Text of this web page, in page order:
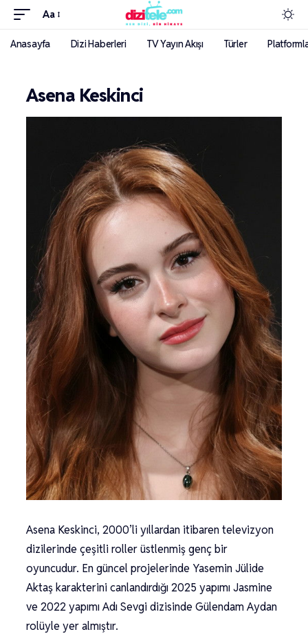
Aa
Anasayfa Dizi Haberleri TV Yayın Akışı Türler
Asena Keskinci
Asena Keskinci, 2000’li yıllardan itibaren televizyon
dizilerinde çeşitli roller üstlenmiş genç bir
oyuncudur. En güncel projelerinde Yasemin Jülide
Aktaş karakterini canlandırdığı 2025 yapımı Jasmine
ve 2022 yapımı Adı Sevgi dizisinde Gülendam Aydan
rolüyle yer almıştır.